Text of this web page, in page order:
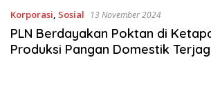
Korporasi, Sosial 13 November 2024
PLN Berdayakan Poktan di
Produksi Pangan Domestik